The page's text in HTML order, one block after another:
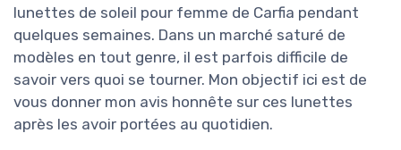
lunettes de soleil pour femme de Carfia pendant
quelques semaines. Dans un marché saturé de
modèles en tout genre, il est parfois difficile de
savoir vers quoi se tourner. Mon objectif ici est de
vous donner mon avis honnête sur ces lunettes
après les avoir portées au quotidien.